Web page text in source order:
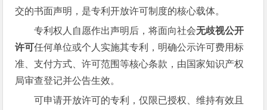
交的书面声明，是专利开放许可制度的核心载体。
专利权人自愿作出声明后，将面向社会无歧视公开
许可任何单位或个人实施其专利，明确公示许可费用标
准、支付方式、许可范围等核心条款，由国家知识产权
局审查登记并公告生效。
可申请开放许可的专利，仅限已授权、维持有效且